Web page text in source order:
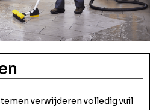
verwijderen volledig vuil